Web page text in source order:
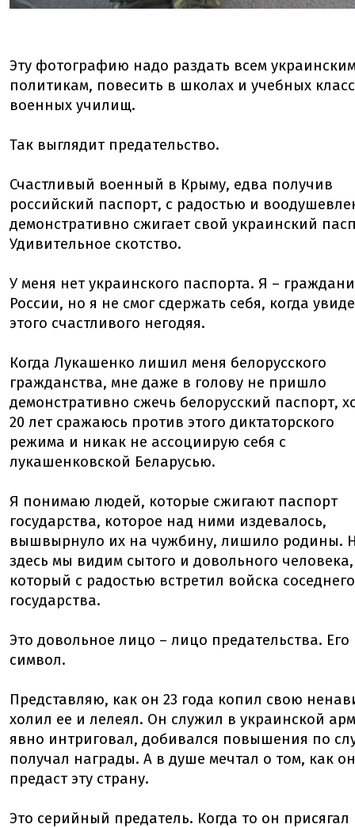
Эту фотографию надо раздать всем
политикам, повесить в школах и учебных
военных училищ.
Так выглядит предательство.
Счастливый военный в Крыму, едва получив
российский паспорт, с радостью и
демонстративно сжигает свой украинский
Удивительное скотство.
У меня нет украинского паспорта. Я –
России, но я не смог сдержать себя, когда
этого счастливого негодяя.
Когда Лукашенко лишил меня белорусского
гражданства, мне даже в голову не пришло
демонстративно сжечь белорусский паспорт,
20 лет сражаюсь против этого диктаторского
режима и никак не ассоциирую себя с
лукашенковской Беларусью.
Я понимаю людей, которые сжигают паспорт
государства, которое над ними издевалось,
вышвырнуло их на чужбину, лишило родины.
здесь мы видим сытого и довольного человека,
который с радостью встретил войска соседнего
государства.
Это довольное лицо – лицо предательства. Его
символ.
Представляю, как он 23 года копил свою
холил ее и лелеял. Он служил в украинской
явно интриговал, добивался повышения по
получал награды. А в душе мечтал о том, как он
предаст эту страну.
Это серийный предатель. Когда то он присягал